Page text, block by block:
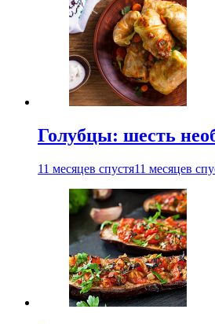
Голубцы: шесть
11 месяцев спустя11 месяцев